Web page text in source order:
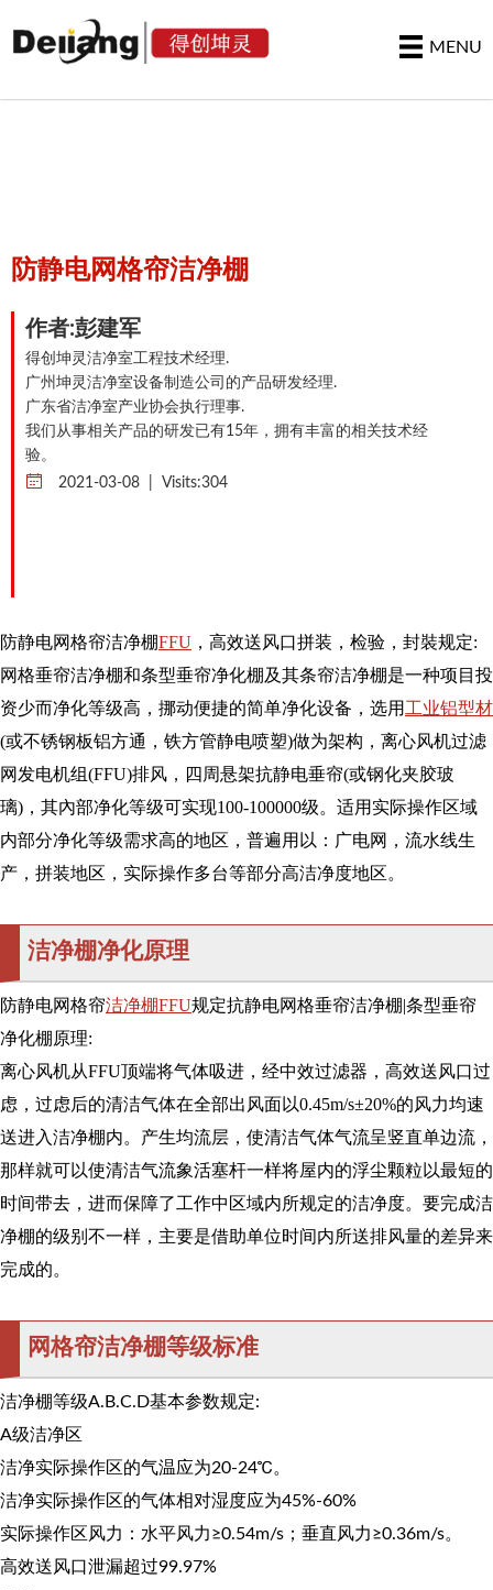
MENU
首页>工程服务 >洁净棚设计
防静电网格帘洁净棚
作者:彭建军
得创坤灵洁净室工程技术经理.
广州坤灵洁净室设备制造公司的产品研发经理.
广东省洁净室产业协会执行理事.
我们从事相关产品的研发已有15年，拥有丰富的相关技术经
验。
2021-03-08 | Visits:304
防静电网格帘洁净棚FFU ，高效送风口拼装，检验，封裝规定:
网格垂帘洁净棚和条型垂帘净化棚及其条帘洁净棚是一种项目投
资少而净化等级高，挪动便捷的简单净化设备，选用 工业铝型材
(或不锈钢板铝方通，铁方管静电喷塑)做为架构，离心风机过滤
网发电机组(FFU)排风，四周悬架抗静电垂帘(或钢化夹胶玻
璃)，其內部净化等级可实现100-100000级。适用实际操作区域
内部分净化等级需求高的地区，普遍用以：广电网，流水线生
产，拼装地区，实际操作多台等部分高洁净度地区。
洁净棚净化原理
防静电网格帘洁净棚FFU规定抗静电网格垂帘洁净棚|条型垂帘
净化棚原理:
离心风机从FFU顶端将气体吸进，经中效过滤器，高效送风口过
虑，过虑后的清洁气体在全部出风面以0.45m/s±20%的风力均速
送进入洁净棚内。产生均流层，使清洁气体气流呈竖直单边流，
那样就可以使清洁气流象活塞杆一样将屋内的浮尘颗粒以最短的
时间带去，进而保障了工作中区域内所规定的洁净度。要完成洁
净棚的级别不一样，主要是借助单位时间内所送排风量的差异来
完成的。
网格帘洁净棚等级标准
洁净棚等级A.B.C.D基本参数规定:
A级洁净区
洁净实际操作区的气温应为20-24℃。
洁净实际操作区的气体相对湿度应为45%-60%
实际操作区风力：水平风力≥0.54m/s；垂直风力≥0.36m/s。
高效送风口泄漏超过99.97%